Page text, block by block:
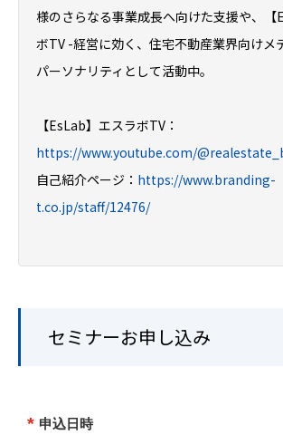
様のさらなる事業成長へ向けた支援や、【
ボTV -経営に効く、住宅不動産業界向けメ
パーソナリティとして活動中。
【EsLab】エスラボTV：
https://www.youtube.com/
自己紹介ページ： https://www.branding-
t.co.jp/staff/12476/
セミナーお申し込み
* 申込日時